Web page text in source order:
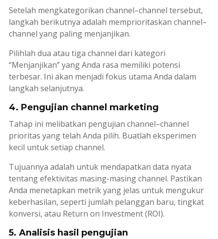
Setelah mengkategorikan channel–channel tersebut,
langkah berikutnya adalah memprioritaskan channel–
channel yang paling menjanjikan.
Pilihlah dua atau tiga channel dari kategori
“Menjanjikan” yang Anda rasa memiliki potensi
terbesar. Ini akan menjadi fokus utama Anda dalam
langkah selanjutnya.
4. Pengujian channel marketing
Tahap ini melibatkan pengujian channel–channel
prioritas yang telah Anda pilih. Buatlah eksperimen
kecil untuk setiap channel.
Tujuannya adalah untuk mendapatkan data nyata
tentang efektivitas masing-masingchannel. Pastikan
Anda menetapkan metrik yang jelas untuk mengukur
keberhasilan, seperti jumlah pelanggan baru, tingkat
konversi, atau Return on Investment(ROI).
5. Analisis hasil pengujian